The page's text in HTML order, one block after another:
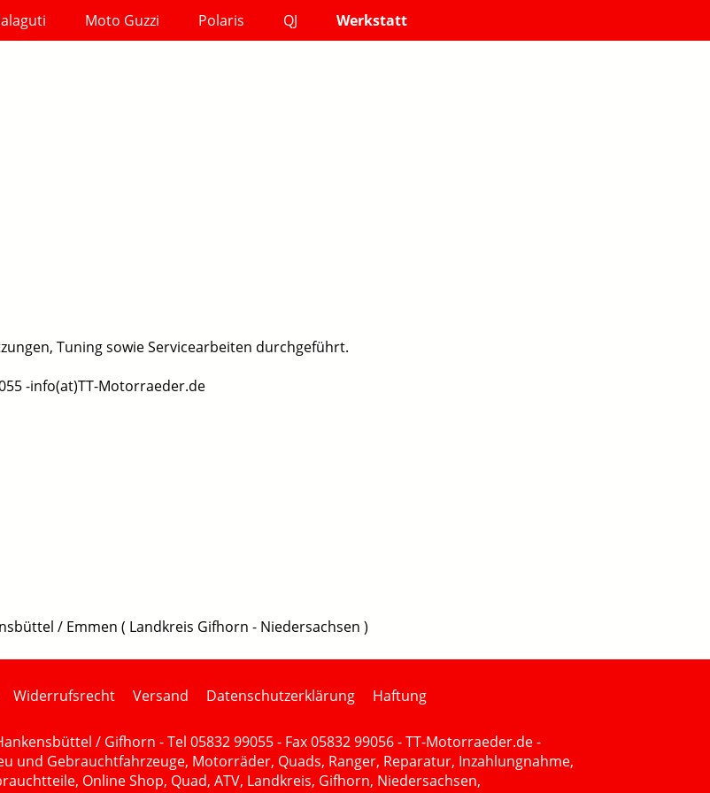
Moto Guzzi Polaris QJ Werkstatt
Tuning sowie Servicearbeiten durchgeführt.
-info(at)TT-Motorraeder.de
/ Emmen ( Landkreis Gifhorn - Niedersachsen )
Widerrufsrecht Versand Datenschutzerklärung Haftung
/ Gifhorn - Tel 05832 99055 - Fax 05832 99056 - TT-Motorraeder.de -
und Gebrauchtfahrzeuge, Motorräder, Quads, Ranger, Reparatur, Inzahlungnahme,
Online Shop, Quad, ATV, Landkreis, Gifhorn, Niedersachsen,